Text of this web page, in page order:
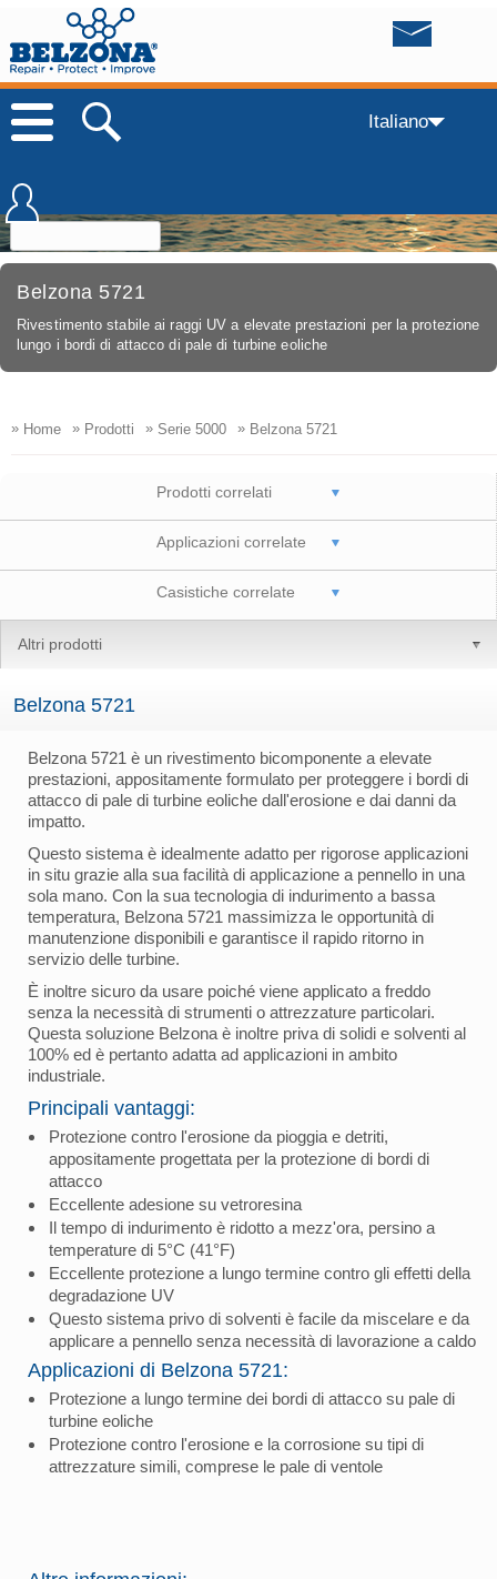
Italiano
Belzona 5721
Rivestimento stabile ai raggi UV a elevate prestazioni per la protezione
lungo i bordi di attacco di pale di turbine eoliche
» Home » Prodotti » Serie 5000 » Belzona 5721
Prodotti correlati
Applicazioni correlate
Casistiche correlate
Altri prodotti
Belzona 5721
Belzona 5721 è un rivestimento bicomponente a elevate
prestazioni, appositamente formulato per proteggere i bordi di
attacco di pale di turbine eoliche dall'erosione e dai danni da
impatto.
Questo sistema è idealmente adatto per rigorose applicazioni
in situ grazie alla sua facilità di applicazione a pennello in una
sola mano. Con la sua tecnologia di indurimento a bassa
temperatura, Belzona 5721 massimizza le opportunità di
manutenzione disponibili e garantisce il rapido ritorno in
servizio delle turbine.
È inoltre sicuro da usare poiché viene applicato a freddo
senza la necessità di strumenti o attrezzature particolari.
Questa soluzione Belzona è inoltre priva di solidi e solventi al
100% ed è pertanto adatta ad applicazioni in ambito
industriale.
Principali vantaggi:
Protezione contro l'erosione da pioggia e detriti,
appositamente progettata per la protezione di bordi di
attacco
Eccellente adesione su vetroresina
Il tempo di indurimento è ridotto a mezz'ora, persino a
temperature di 5°C (41°F)
Eccellente protezione a lungo termine contro gli effetti della
degradazione UV
Questo sistema privo di solventi è facile da miscelare e da
applicare a pennello senza necessità di lavorazione a caldo
Applicazioni di Belzona 5721:
Protezione a lungo termine dei bordi di attacco su pale di
turbine eoliche
Protezione contro l'erosione e la corrosione su tipi di
attrezzature simili, comprese le pale di ventole